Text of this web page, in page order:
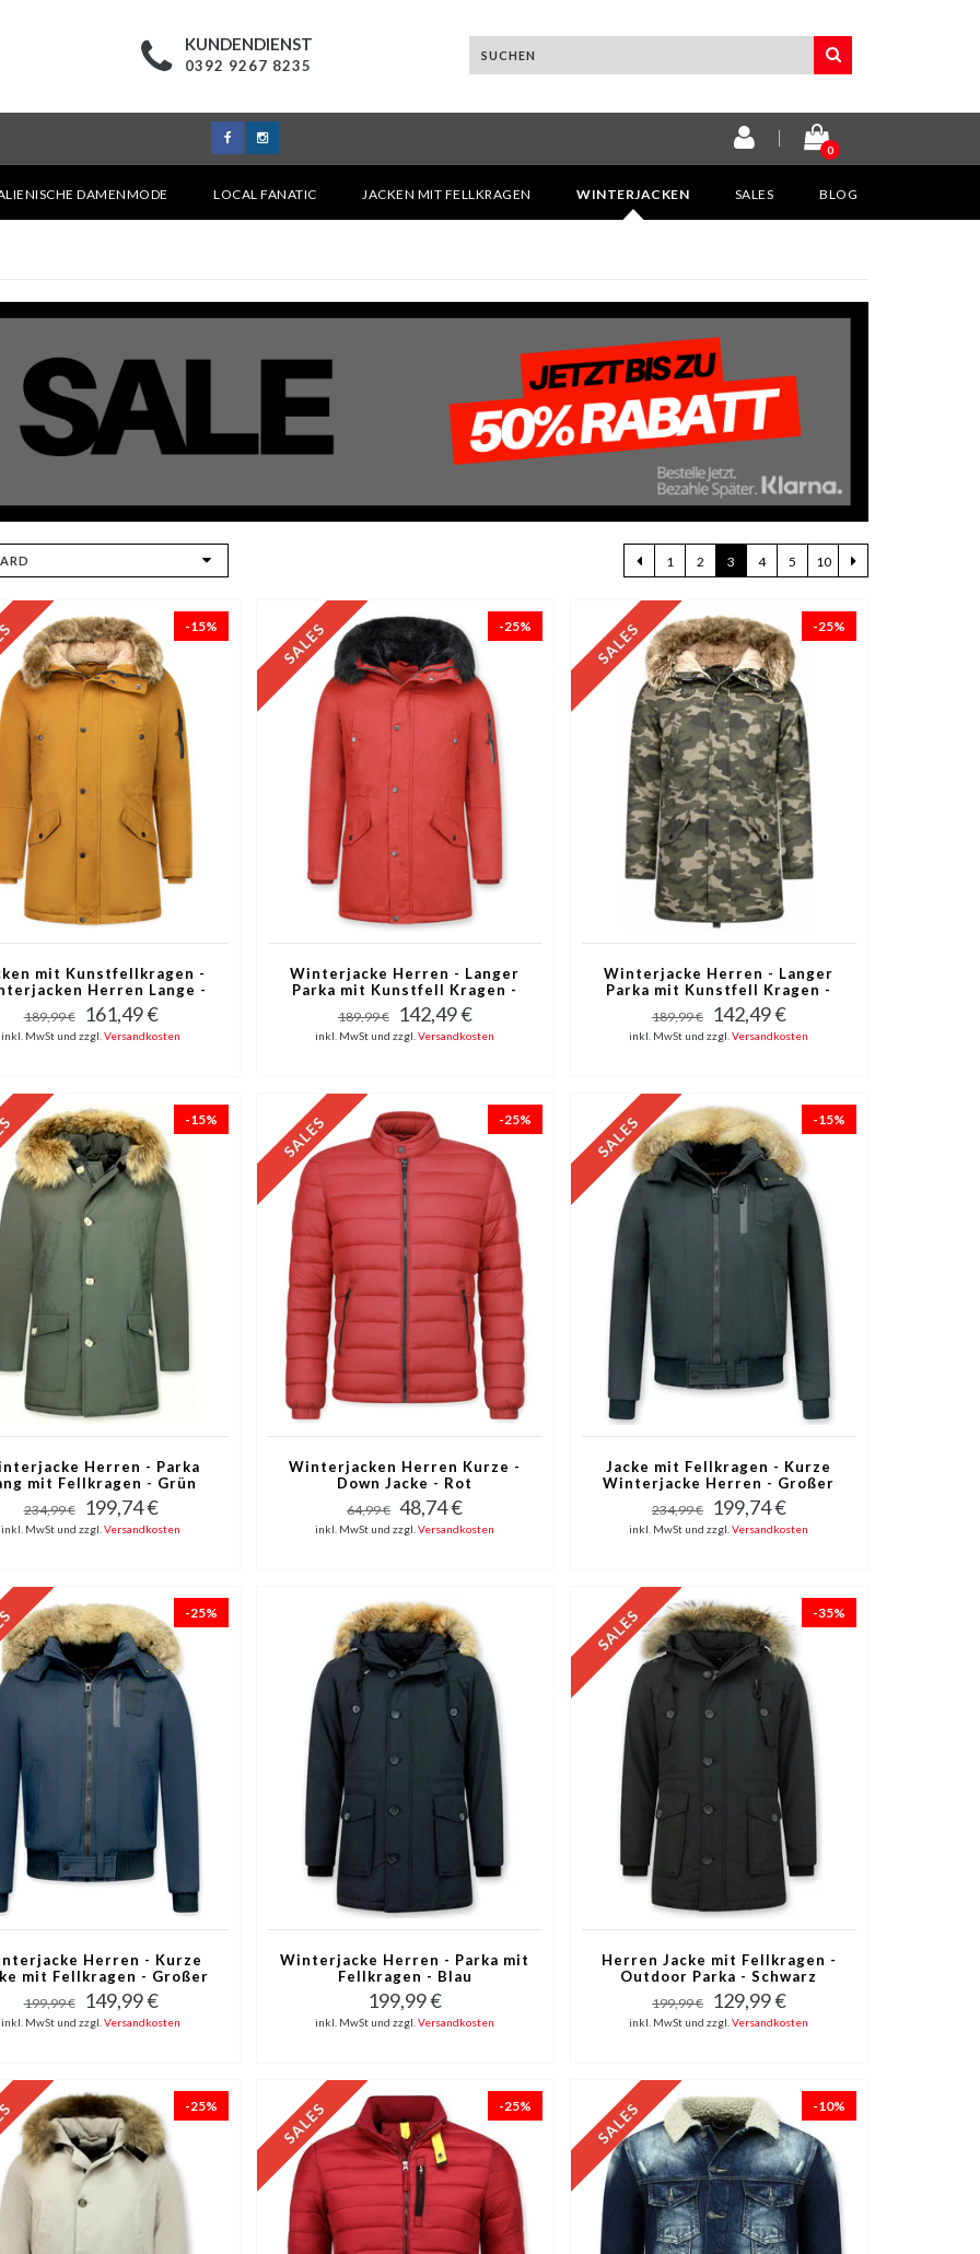
KUNDENDIENST
0392 9267 8235
0
DAMENMODE LOCAL FANATIC JACKEN MIT FELLKRAGEN WINTERJACKEN SALES BLOG
1 2 3 4 5 10
-15%
mit Kunstfellkragen -
Herren Lange -
- Army - Gelb
189,99 € 161,49 €
inkl. MwSt und zzgl.Versandkosten
-25%
Winterjacke Herren - Langer
Parka mit Kunstfell Kragen -
Kunstfellkragen - Army /
Bordeaux Rot
189,99 € 142,49 €
inkl. MwSt und zzgl.Versandkosten
-25%
Winterjacke Herren - Langer
Parka mit Kunstfell Kragen -
Kunstfellkragen - Camouflage
Grün
189,99 € 142,49 €
inkl. MwSt und zzgl.Versandkosten
-15%
Herren - Parka
mit Fellkragen - Grün
234,99 € 199,74 €
inkl. MwSt und zzgl.Versandkosten
-25%
Winterjacken Herren Kurze -
Down Jacke - Rot
64,99 € 48,74 €
inkl. MwSt und zzgl.Versandkosten
-15%
Jacke mit Fellkragen - Kurze
Winterjacke Herren - Großer
Pelzkragen - Schwarz
234,99 € 199,74 €
inkl. MwSt und zzgl.Versandkosten
-25%
Herren - Kurze
mit Fellkragen - Großer
Pelzkragen - Blau
199,99 € 149,99 €
inkl. MwSt und zzgl.Versandkosten
Winterjacke Herren - Parka mit
Fellkragen - Blau
199,99 €
inkl. MwSt und zzgl.Versandkosten
-35%
Herren Jacke mit Fellkragen -
Outdoor Parka - Schwarz
199,99 € 129,99 €
inkl. MwSt und zzgl.Versandkosten
-25% -25% -10%